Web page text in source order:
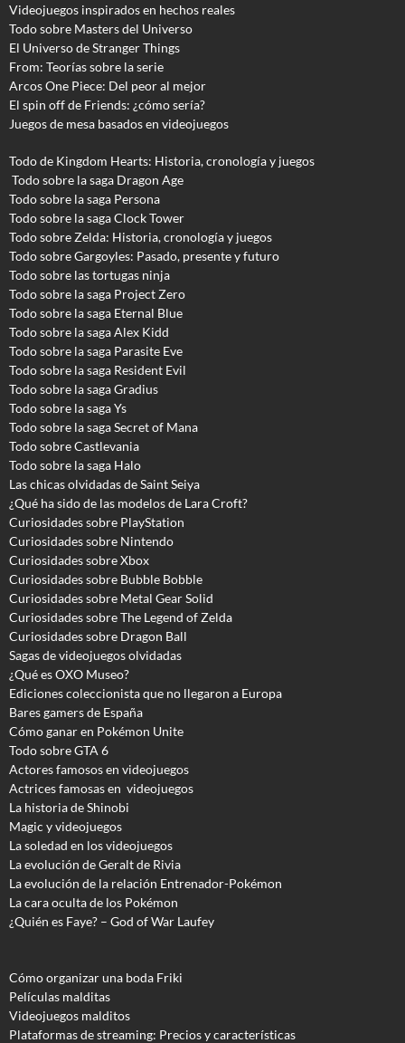
Videojuegos inspirados en hechos reales
Todo sobre Masters del Universo
El Universo de Stranger Things
From: Teorías sobre la serie
Arcos One Piece: Del peor al mejor
El spin off de Friends: ¿cómo sería?
Juegos de mesa basados en videojuegos
Todo de Kingdom Hearts: Historia, cronología y juegos
Todo sobre la saga Dragon Age
Todo sobre la saga Persona
Todo sobre la saga Clock Tower
Todo sobre Zelda: Historia, cronología y juegos
Todo sobre Gargoyles: Pasado, presente y futuro
Todo sobre las tortugas ninja
Todo sobre la saga Project Zero
Todo sobre la saga Eternal Blue
Todo sobre la saga Alex Kidd
Todo sobre la saga Parasite Eve
Todo sobre la saga Resident Evil
Todo sobre la saga Gradius
Todo sobre la saga Ys
Todo sobre la saga Secret of Mana
Todo sobre Castlevania
Todo sobre la saga Halo
Las chicas olvidadas de Saint Seiya
¿Qué ha sido de las modelos de Lara Croft?
Curiosidades sobre PlayStation
Curiosidades sobre Nintendo
Curiosidades sobre Xbox
Curiosidades sobre Bubble Bobble
Curiosidades sobre Metal Gear Solid
Curiosidades sobre The Legend of Zelda
Curiosidades sobre Dragon Ball
Sagas de videojuegos olvidadas
¿Qué es OXO Museo?
Ediciones coleccionista que no llegaron a Europa
Bares gamers de España
Cómo ganar en Pokémon Unite
Todo sobre GTA 6
Actores famosos en videojuegos
Actrices famosas en videojuegos
La historia de Shinobi
Magic y videojuegos
La soledad en los videojuegos
La evolución de Geralt de Rivia
La evolución de la relación Entrenador-Pokémon
La cara oculta de los Pokémon
¿Quién es Faye? – God of War Laufey
Cómo organizar una boda Friki
Películas malditas
Videojuegos malditos
Plataformas de streaming: Precios y características